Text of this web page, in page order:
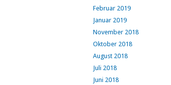
Februar 2019
Januar 2019
November 2018
Oktober 2018
August 2018
Juli 2018
Juni 2018